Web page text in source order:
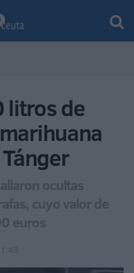
litros de
ocultas
cuyo valor de
euros